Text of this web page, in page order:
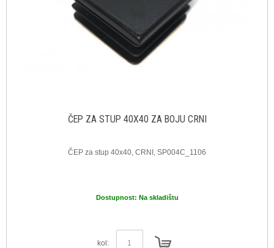
ČEP ZA STUP 40X40 ZA BOJU CRNI
ČEP za stup 40x40, CRNI, SP004C_1106
Dostupnost: Na skladištu
kol: